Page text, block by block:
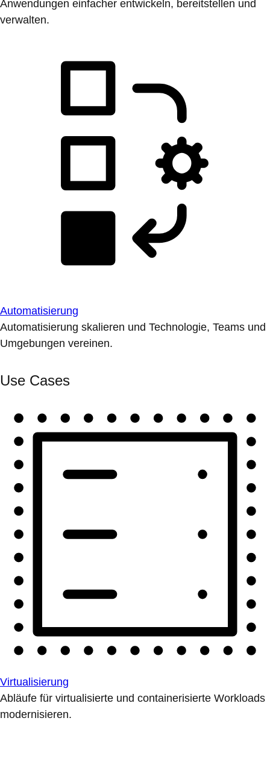
Anwendungen einfacher entwickeln, bereitstellen und
verwalten.
Automatisierung
Automatisierung skalieren und Technologie, Teams und
Umgebungen vereinen.
Use Cases
Virtualisierung
Abläufe für virtualisierte und containerisierte Workloads
modernisieren.